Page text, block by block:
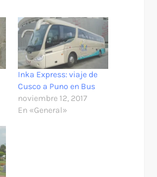
Inka Express: viaje de
Cusco a Puno en Bus
noviembre 12, 2017
En «General»